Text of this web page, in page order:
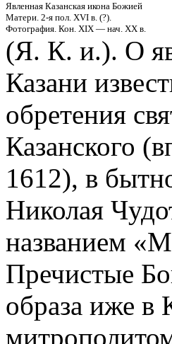
Явленная Казанская икона Божией
Матери. 2-я пол. XVI в. (?).
Фотография. Кон. XIX — нач. ХХ в.
(Я. К. и.). О
Казани
обретения
Казанского
1612), в
Николая
названием
Пречистые
образа иже в